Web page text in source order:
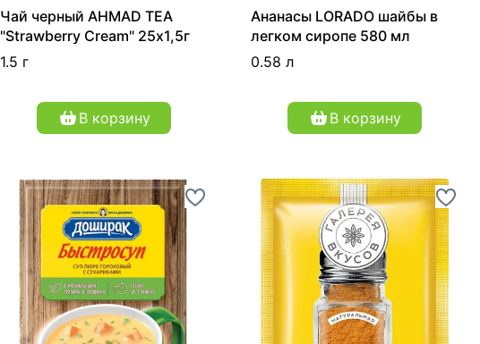
Чай черный AHMAD TEA
"Strawberry Cream" 25х1,5г
1.5 г
В корзину
Ананасы LORADO шайбы в
легком сиропе 580 мл
0.58 л
В корзину